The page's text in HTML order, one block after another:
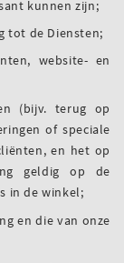
kunnen zijn;
tot de Diensten;
website- en
(bijv. terug op
of speciale
en het op
geldig op de
in de winkel;
en die van onze